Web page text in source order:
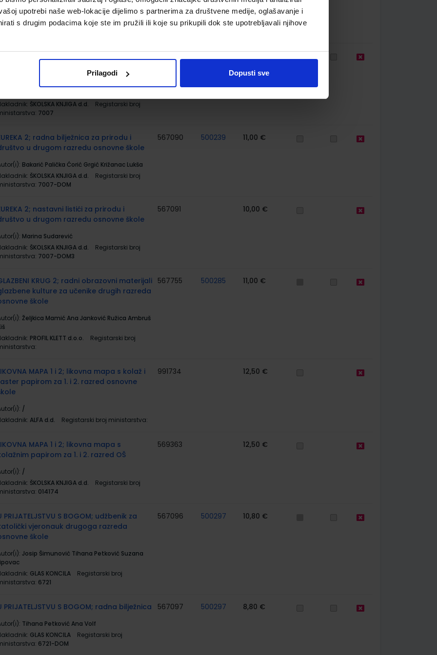
upotrebi naše web-lokacije dijelimo s partnerima za društvene medije, oglašavanje i
s drugim podacima koje ste im pružili ili koje su prikupili dok ste upotrebljavali njihove
Prilagodi Dopusti sve
Josipa Blagus Marijana Šundov Ana
ŠKOLSKA KNJIGA d.d.
Registarski broj
ŠKOLSKA KNJIGA d.d.
Registarski broj
7007
2; radna bilježnica za prirodu i
u drugom razredu osnovne škole
Bakarić Palička Ćorić Grgić Križanac Lukša
ŠKOLSKA KNJIGA d.d.
Registarski broj
7007-DOM
567090 500239 11,00 €
2; nastavni listići za prirodu i
u drugom razredu osnovne škole
Marina Sudarević
ŠKOLSKA KNJIGA d.d.
Registarski broj
7007-DOM3
567091 10,00 €
KRUG 2; radni obrazovni materijali
kulture za učenike drugih razreda
škole
Željkica Mamić Ana Janković Ružica Ambruš
PROFIL KLETT d.o.o.
Registarski broj
567755 500285 11,00 €
MAPA 1 i 2; likovna mapa s kolaž i
papirom za 1. i 2. razred osnovne
/
ALFA d.d. Registarski broj ministarstva:
991734 12,50 €
MAPA 1 i 2; likovna mapa s
papirom za 1. i 2. razred OŠ
/
ŠKOLSKA KNJIGA d.d.
Registarski broj
014174
569363 12,50 €
PRIJATELJSTVU S BOGOM; udžbenik za
vjeronauk drugoga razreda
škole
Josip Šimunović Tihana Petković Suzana
GLAS KONCILA
Registarski broj
6721
567096 500297 10,80 €
PRIJATELJSTVU S BOGOM; radna bilježnica
Tihana Petković Ana Volf
GLAS KONCILA
Registarski broj
6721-DOM
567097 500297 8,80 €